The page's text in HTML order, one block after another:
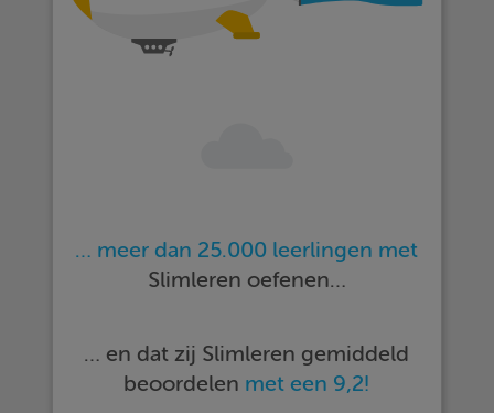
… meer dan 25.000 leerlingen met
Slimleren oefenen…
… en dat zij Slimleren gemiddeld
beoordelen met een 9,2!